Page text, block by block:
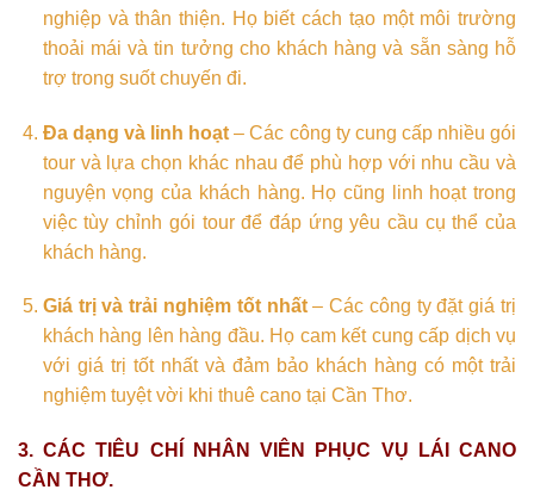
nghiệp và thân thiện. Họ biết cách tạo một môi trường
thoải mái và tin tưởng cho khách hàng và sẵn sàng hỗ
trợ trong suốt chuyến đi.
Đa dạng và linh hoạt – Các công ty cung cấp nhiều gói
tour và lựa chọn khác nhau để phù hợp với nhu cầu và
nguyện vọng của khách hàng. Họ cũng linh hoạt trong
việc tùy chỉnh gói tour để đáp ứng yêu cầu cụ thể của
khách hàng.
Giá trị và trải nghiệm tốt nhất– Các công ty đặt giá trị
khách hàng lên hàng đầu. Họ cam kết cung cấp dịch vụ
với giá trị tốt nhất và đảm bảo khách hàng có một trải
nghiệm tuyệt vời khi thuê cano tại Cần Thơ.
3. CÁC TIÊU CHÍ NHÂN VIÊN PHỤC VỤ LÁI CANO
CẦN THƠ.